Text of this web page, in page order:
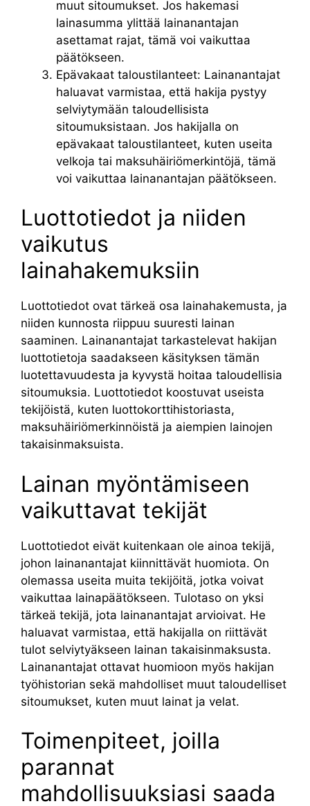
muut sitoumukset. Jos hakemasi
lainasumma ylittää lainanantajan
asettamat rajat, tämä voi vaikuttaa
päätökseen.
Epävakaat taloustilanteet: Lainanantajat
haluavat varmistaa, että hakija pystyy
selviytymään taloudellisista
sitoumuksistaan. Jos hakijalla on
epävakaat taloustilanteet, kuten useita
velkoja tai maksuhäiriömerkintöjä, tämä
voi vaikuttaa lainanantajan päätökseen.
Luottotiedot ja niiden
vaikutus
lainahakemuksiin
Luottotiedot ovat tärkeä osa lainahakemusta, ja
niiden kunnosta riippuu suuresti lainan
saaminen. Lainanantajat tarkastelevat hakijan
luottotietoja saadakseen käsityksen tämän
luotettavuudesta ja kyvystä hoitaa taloudellisia
sitoumuksia. Luottotiedot koostuvat useista
tekijöistä, kuten luottokorttihistoriasta,
maksuhäiriömerkinnöistä ja aiempien lainojen
takaisinmaksuista.
Lainan myöntämiseen
vaikuttavat tekijät
Luottotiedot eivät kuitenkaan ole ainoa tekijä,
johon lainanantajat kiinnittävät huomiota. On
olemassa useita muita tekijöitä, jotka voivat
vaikuttaa lainapäätökseen. Tulotaso on yksi
tärkeä tekijä, jota lainanantajat arvioivat. He
haluavat varmistaa, että hakijalla on riittävät
tulot selviytyäkseen lainan takaisinmaksusta.
Lainanantajat ottavat huomioon myös hakijan
työhistorian sekä mahdolliset muut taloudelliset
sitoumukset, kuten muut lainat ja velat.
Toimenpiteet, joilla
parannat
mahdollisuuksiasi saada